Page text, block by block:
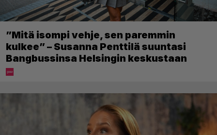
”Mitä isompi vehje, sen paremmin
kulkee” – Susanna Penttilä suuntasi
Bangbussinsa Helsingin keskustaan